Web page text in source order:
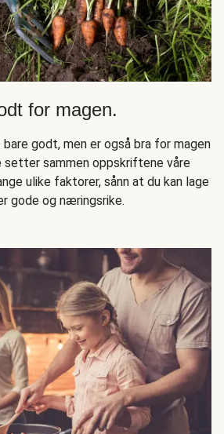
for magen.
godt, men er også bra for magen
setter sammen oppskriftene våre
ulike faktorer, sånn at du kan lage
gode og næringsrike.